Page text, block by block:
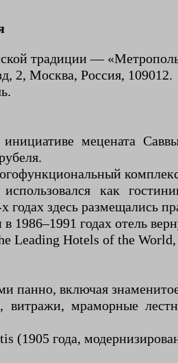
традиции —
2, Москва, Россия, 109012.
инициативе мецената
как
годах здесь размещались
1986–1991 годах отель
Leading Hotels of the
панно, включая
витражи, мраморные
(1905 года,